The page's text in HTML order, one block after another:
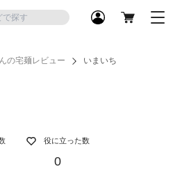
の宅麺レビュー いまいち
役に立った数
0